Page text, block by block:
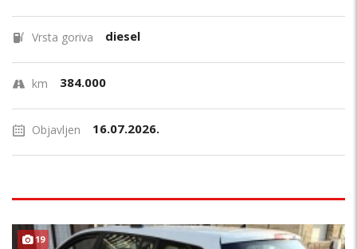
Vrsta goriva diesel
km 384.000
Objavljen 16.07.2026.
19